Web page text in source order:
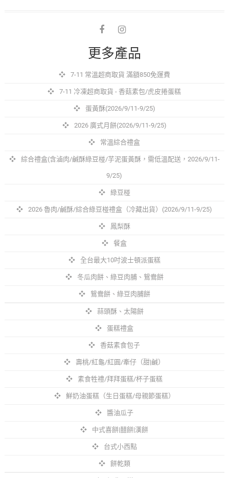
facebookinstagram
更多產品
7-11 常溫超商取貨 滿額850免運費
7-11 冷凍超商取貨 - 香菇素包/虎皮捲蛋糕
蛋黃酥(2026/9/11-9/25)
2026 廣式月餅(2026/9/11-9/25)
常溫綜合禮盒
綜合禮盒(含滷肉/鹹酥綠豆椪/芋泥蛋黃酥，需低溫配送，2026/9/11-
9/25)
綠豆椪
2026 魯肉/鹹酥/綜合綠豆椪禮盒（冷藏出貨）(2026/9/11-9/25)
鳳梨酥
餐盒
全台最大10吋波士頓派蛋糕
冬瓜肉餅、綠豆肉脯、鴛鴦餅
鴛鴦餅、綠豆肉脯餅
蒜頭酥、太陽餅
蛋糕禮盒
香菇素食包子
壽桃/紅龜/紅圓/牽仔（甜|鹹）
素食牲禮/拜拜蛋糕/杯子蛋糕
鮮奶油蛋糕（生日蛋糕/母親節蛋糕）
醬油瓜子
中式喜餅|囍餅|漢餅
台式小西點
餅乾類